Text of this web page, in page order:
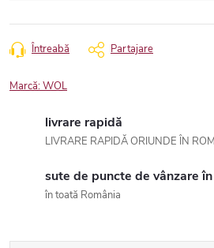
Întreabă Partajare
Marcă:WOL
livrare rapidă
LIVRARE RAPIDĂ ORIUNDE ÎN
sute de puncte de vânzare
în toată România